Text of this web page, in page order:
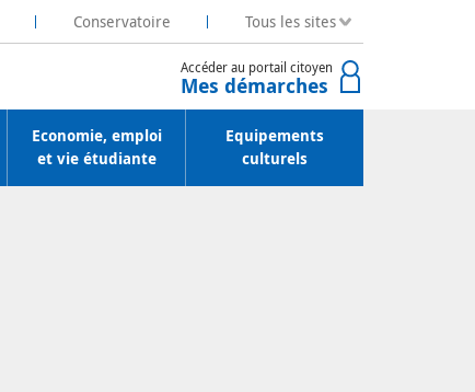
Conservatoire Tous les sites
Accéder au portail citoyen
Mes démarches
Economie, emploi
et vie étudiante
Equipements
culturels